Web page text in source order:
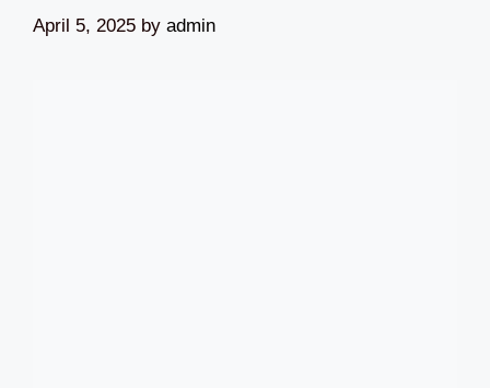
April 5, 2025 by admin